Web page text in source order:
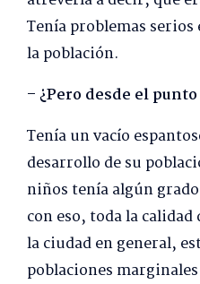
Tenía problemas serios
la población.
– ¿Pero desde el
Tenía un vacío
desarrollo de su
niños tenía algún
con eso, toda la
la ciudad en general,
poblaciones